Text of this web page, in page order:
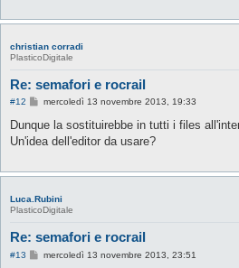
christian corradi
PlasticoDigitale
Re: semafori e rocrail
#12
M
s
a
i
mercoledì 13 novembre 2013, 19:33
Dunque la sostituirebbe in tutti i files
Un'idea dell'editor da usare?
Luca.Rubini
PlasticoDigitale
Re: semafori e rocrail
#13
Mmercoledì 13 novembre 2013, 23:51